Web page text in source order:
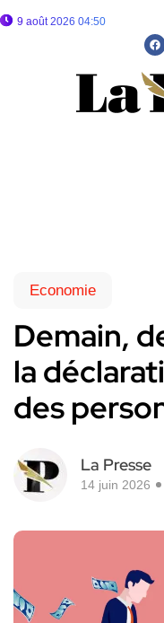
9 août 2026 04:50
Economie
Demain,
la
des
La Presse
14 juin 2026